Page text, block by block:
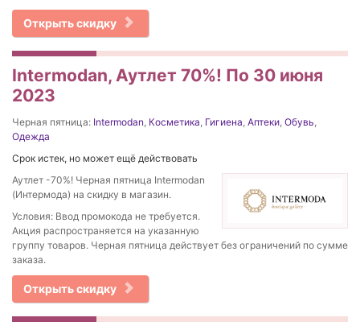
Открыть скидку
Intermodan, Аутлет 70%! По 30 июня
2023
Черная пятница: Intermodan, Косметика, Гигиена, Аптеки, Обувь,
Одежда
Срок истек, но может ещё действовать
Аутлет -70%! Черная пятница Intermodan
(Интермода) на скидку в магазин.
Условия: Ввод промокода не требуется.
Акция распространяется на указанную
группу товаров. Черная пятница действует без ограничений по сумме
заказа.
Открыть скидку